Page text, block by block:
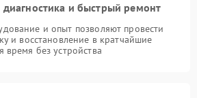
диагностика и быстрый ремонт
и опыт позволяют провести
и восстановление в кратчайшие
без устройства